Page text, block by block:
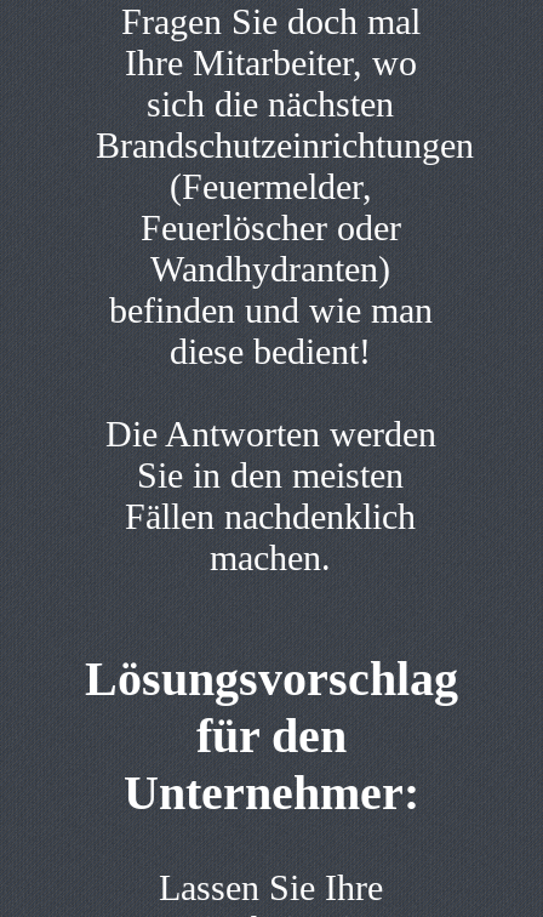
Fragen Sie doch mal
Ihre Mitarbeiter, wo
sich die nächsten
Brandschutzeinrichtungen
(Feuermelder,
Feuerlöscher oder
Wandhydranten)
befinden und wie man
diese bedient!
Die Antworten werden
Sie in den meisten
Fällen nachdenklich
machen.
Lösungsvorschlag
für den
Unternehmer:
Lassen Sie Ihre